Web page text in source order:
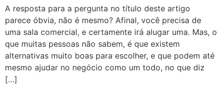
A resposta para a pergunta no título deste artigo
parece óbvia, não é mesmo? Afinal, você precisa de
uma sala comercial, e certamente irá alugar uma. Mas, o
que muitas pessoas não sabem, é que existem
alternativas muito boas para escolher, e que podem até
mesmo ajudar no negócio como um todo, no que diz
[…]